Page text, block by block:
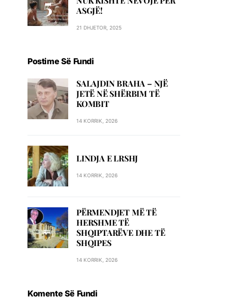
ASGJË!
21 DHJETOR, 2025
Postime Së Fundi
SALAJDIN BRAHA – NJЁ
JETЁ NЁ SHЁRBIM TЁ
KOMBIT
14 KORRIK, 2026
LINDJA E LRSHJ
14 KORRIK, 2026
PËRMENDJET MË TË
HERSHME TË
SHQIPTARËVE DHE TË
SHQIPES
14 KORRIK, 2026
Komente Së Fundi